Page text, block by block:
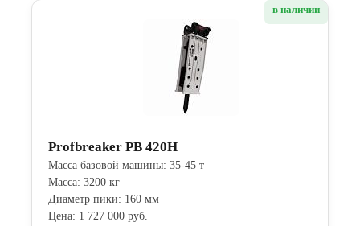
в наличии
Profbreaker PB 420H
Масса базовой машины: 35-45 т
Масса: 3200 кг
Диаметр пики: 160 мм
Цена: 1 727 000 руб.